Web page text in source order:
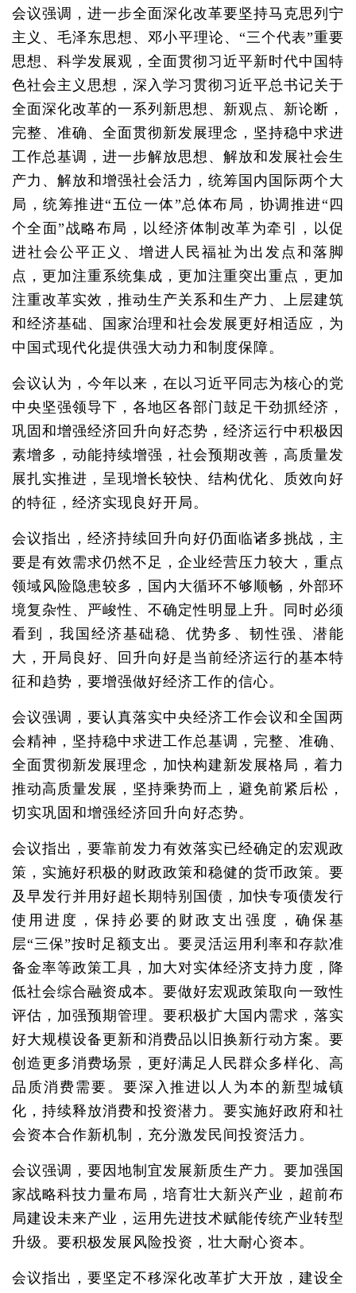
会议强调，进一步全面深化改革要坚持马克思列宁
主义、毛泽东思想、邓小平理论、“三个代表”重要
思想、科学发展观，全面贯彻习近平新时代中国特
色社会主义思想，深入学习贯彻习近平总书记关于
全面深化改革的一系列新思想、新观点、新论断，
完整、准确、全面贯彻新发展理念，坚持稳中求进
工作总基调，进一步解放思想、解放和发展社会生
产力、解放和增强社会活力，统筹国内国际两个大
局，统筹推进“五位一体”总体布局，协调推进“四
个全面”战略布局，以经济体制改革为牵引，以促
进社会公平正义、增进人民福祉为出发点和落脚
点，更加注重系统集成，更加注重突出重点，更加
注重改革实效，推动生产关系和生产力、上层建筑
和经济基础、国家治理和社会发展更好相适应，为
中国式现代化提供强大动力和制度保障。
会议认为，今年以来，在以习近平同志为核心的党
中央坚强领导下，各地区各部门鼓足干劲抓经济，
巩固和增强经济回升向好态势，经济运行中积极因
素增多，动能持续增强，社会预期改善，高质量发
展扎实推进，呈现增长较快、结构优化、质效向好
的特征，经济实现良好开局。
会议指出，经济持续回升向好仍面临诸多挑战，主
要是有效需求仍然不足，企业经营压力较大，重点
领域风险隐患较多，国内大循环不够顺畅，外部环
境复杂性、严峻性、不确定性明显上升。同时必须
看到，我国经济基础稳、优势多、韧性强、潜能
大，开局良好、回升向好是当前经济运行的基本特
征和趋势，要增强做好经济工作的信心。
会议强调，要认真落实中央经济工作会议和全国两
会精神，坚持稳中求进工作总基调，完整、准确、
全面贯彻新发展理念，加快构建新发展格局，着力
推动高质量发展，坚持乘势而上，避免前紧后松，
切实巩固和增强经济回升向好态势。
会议指出，要靠前发力有效落实已经确定的宏观政
策，实施好积极的财政政策和稳健的货币政策。要
及早发行并用好超长期特别国债，加快专项债发行
使用进度，保持必要的财政支出强度，确保基
层“三保”按时足额支出。要灵活运用利率和存款准
备金率等政策工具，加大对实体经济支持力度，降
低社会综合融资成本。要做好宏观政策取向一致性
评估，加强预期管理。要积极扩大国内需求，落实
好大规模设备更新和消费品以旧换新行动方案。要
创造更多消费场景，更好满足人民群众多样化、高
品质消费需要。要深入推进以人为本的新型城镇
化，持续释放消费和投资潜力。要实施好政府和社
会资本合作新机制，充分激发民间投资活力。
会议强调，要因地制宜发展新质生产力。要加强国
家战略科技力量布局，培育壮大新兴产业，超前布
局建设未来产业，运用先进技术赋能传统产业转型
升级。要积极发展风险投资，壮大耐心资本。
会议指出，要坚定不移深化改革扩大开放，建设全